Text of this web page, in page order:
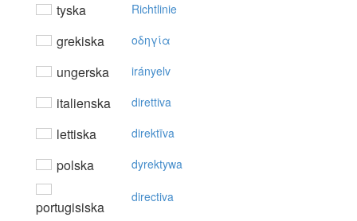
tyska Richtlinie
grekiska oδηγία
ungerska irányelv
italienska direttiva
lettiska direktīva
polska dyrektywa
portugisiska
directiva